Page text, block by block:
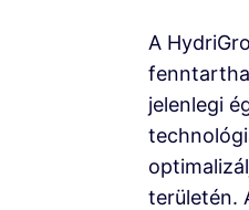
A
jelenlegi
területén.